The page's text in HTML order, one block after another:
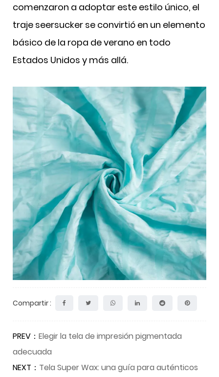
comenzaron a adoptar este estilo único, el
traje seersucker se convirtió en un elemento
básico de la ropa de verano en todo
Estados Unidos y más allá.
Compartir :
PREV：Elegir la tela de impresión pigmentada
adecuada
NEXT： Tela Super Wax: una guía para auténticos